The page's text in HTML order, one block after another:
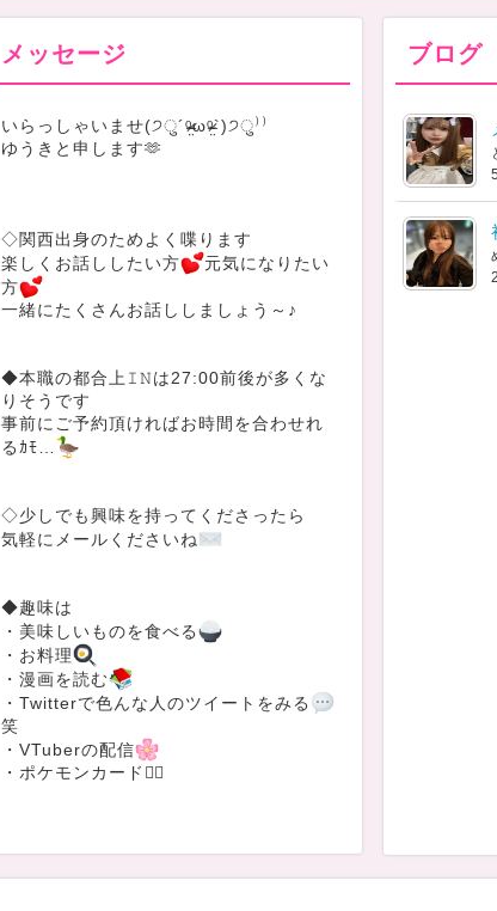
メッセージ
いらっしゃいませ(੭ु´ᵒ̴̶̷̤ωᵒ̴̶̷̤`)੭ु⁾⁾
ゆうきと申します🫶
◇関西出身のためよく喋ります
楽しくお話ししたい方
元気になりたい
方
一緒にたくさんお話ししましょう～♪
◆本職の都合上𝙸𝙽は27:00前後が多くな
りそうです
事前にご予約頂ければお時間を合わせれ
るｶﾓ…
◇少しでも興味を持ってくださったら
気軽にメールくださいね
◆趣味は
・美味しいものを食べる
・お料理
・漫画を読む
・Twitterで色んな人のツイートをみる
笑
・VTuberの配信
・ポケモンカード◓⃙⁣
ブログ